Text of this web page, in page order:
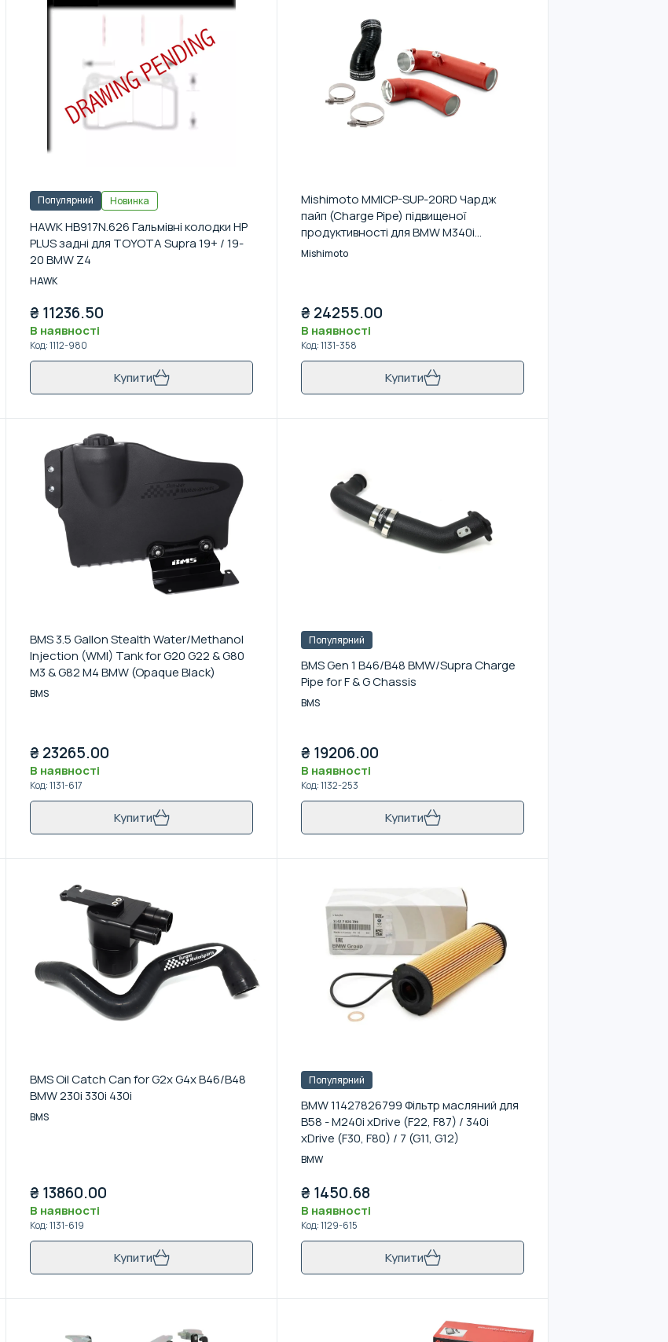
Популярний Новинка
HAWK HB917N.626 Гальмівні колодки HP
PLUS задні для TOYOTA Supra 19+ / 19-
20 BMW Z4
HAWK
₴ 11236.50
В наявності
Код:1112-980
Купити
Mishimoto MMICP-SUP-20RD Чардж
пайп (Charge Pipe) підвищеної
продуктивності для BMW M340i
(G20)/Z4 (G29) 3.0L 2019+ (Червоний)
Mishimoto
₴ 24255.00
В наявності
Код:1131-358
Купити
BMS 3.5 Gallon Stealth Water/Methanol
Injection (WMI) Tank for G20 G22 & G80
M3 & G82 M4 BMW (Opaque Black)
BMS
₴ 23265.00
В наявності
Код:1131-617
Купити
Популярний
BMS Gen 1 B46/B48 BMW/Supra Charge
Pipe for F & G Chassis
BMS
₴ 19206.00
В наявності
Код:1132-253
Купити
BMS Oil Catch Can for G2x G4x B46/B48
BMW 230i 330i 430i
BMS
₴ 13860.00
В наявності
Код:1131-619
Купити
Популярний
BMW 11427826799 Фільтр масляний для
B58 - M240i xDrive (F22, F87) / 340i
xDrive (F30, F80) / 7 (G11, G12)
BMW
₴ 1450.68
В наявності
Код:1129-615
Купити